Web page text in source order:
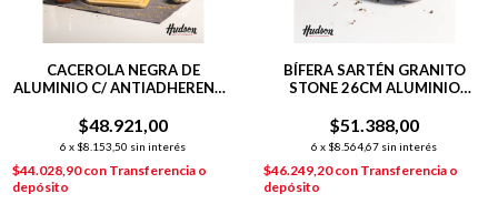
CACEROLA NEGRA DE
ALUMINIO C/ ANTIADHERENTE
$48.921,00
6 x $8.153,50 sin interés
$44.028,90con Transferencia o
depósito
BÍFERA SARTÉN GRANITO
STONE 26CM ALUMINIO
$51.388,00
6 x $8.564,67 sin interés
$46.249,20con Transferencia o
depósito